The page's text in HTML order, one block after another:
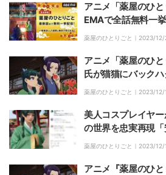
アニメ「薬屋のひ
EMAで全話無料一
薬屋のひとりごと｜ 2023/12/
アニメ「薬屋のひ
氏が猫猫にバック
ち抜かれたんだけど
薬屋のひとりごと｜ 2023/12/
美人コスプレイヤー
の世界を忠実再現
ぎる…」
薬屋のひとりごと｜ 2023/12/
アニメ『薬屋のひ